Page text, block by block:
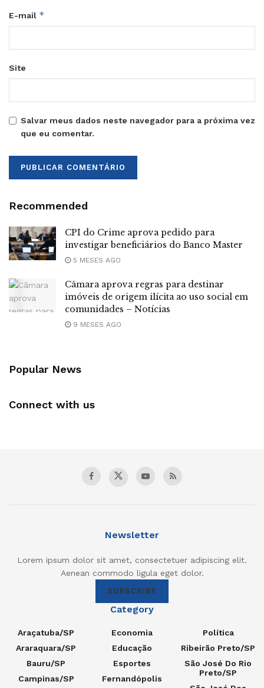
E-mail *
Site
Salvar meus dados neste navegador para a próxima vez
que eu comentar.
Recommended
CPI do Crime aprova pedido para
investigar beneficiários do Banco Master
5 MESES AGO
Câmara aprova regras para destinar
imóveis de origem ilícita ao uso social em
comunidades – Notícias
9 MESES AGO
Popular News
Connect with us
Newsletter
Lorem ipsum dolor sit amet, consectetuer adipiscing elit.
Aenean commodo ligula eget dolor.
SUBSCRIBE
Category
Araçatuba/SP
Araraquara/SP
Bauru/SP
Campinas/SP
Economia
Educação
Esportes
Fernandópolis
Política
Ribeirão Preto/SP
São José Do Rio
Preto/SP